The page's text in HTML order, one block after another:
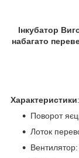
Інкубатор
набагато
Характеристики:
Поворот
Лоток